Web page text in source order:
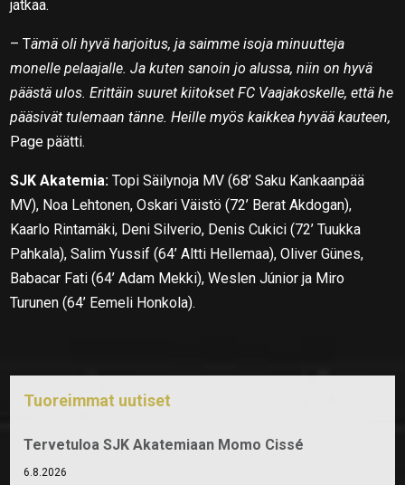
jatkaa.
– Tämä oli hyvä harjoitus, ja saimme isoja minuutteja
monelle pelaajalle. Ja kuten sanoin jo alussa, niin on hyvä
päästä ulos. Erittäin suuret kiitokset FC Vaajakoskelle, että he
pääsivät tulemaan tänne. Heille myös kaikkea hyvää kauteen,
Page päätti.
SJK Akatemia: Topi Säilynoja MV (68’ Saku Kankaanpää
MV), Noa Lehtonen, Oskari Väistö (72’ Berat Akdogan),
Kaarlo Rintamäki, Deni Silverio, Denis Cukici (72’ Tuukka
Pahkala), Salim Yussif (64’ Altti Hellemaa), Oliver Günes,
Babacar Fati (64’ Adam Mekki), Weslen Júnior ja Miro
Turunen (64’ Eemeli Honkola).
Tuoreimmat uutiset
Tervetuloa SJK Akatemiaan Momo Cissé
6.8.2026